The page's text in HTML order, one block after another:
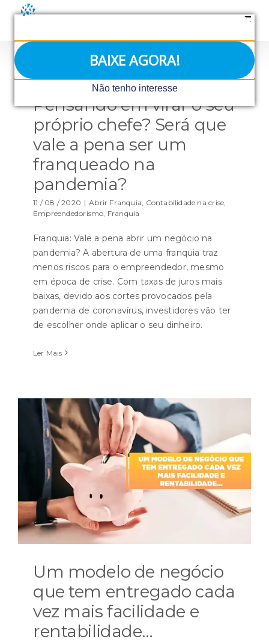
BAIXE AGORA!
Não tenho interesse
conteúdo
Pensando em virar o seu
próprio chefe? Será que
vale a pena ser um
franqueado na
pandemia?
11 / 08 / 2020 | Abrir Franquia Contabilidade na crise
Empreendedorismo Franquia
Franquia: Vale a pena abrir um negócio na
pandemia? A abertura de uma franquia traz
menos riscos para o empreendedor, mesmo
em época de crise. Com taxas de juros mais
baixas, devido aos cortes provocados pela
pandemia de coronavírus, investidores vão ter
de escolher onde aplicar o seu dinheiro.
Ler Mais
Um modelo de negócio
que tem entregado cada
vez mais facilidade e
rentabilidade…